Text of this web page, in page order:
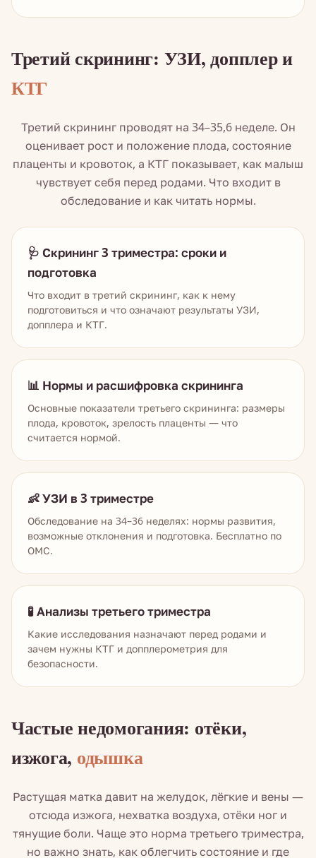
Третий скрининг: УЗИ, допплер и
КТГ
Третий скрининг проводят на 34–35,6 неделе. Он
оценивает рост и положение плода, состояние
плаценты и кровоток, а КТГ показывает, как малыш
чувствует себя перед родами. Что входит в
обследование и как читать нормы.
🩺 Скрининг 3 триместра: сроки и
подготовка
Что входит в третий скрининг, как к нему
подготовиться и что означают результаты УЗИ,
допплера и КТГ.
📊 Нормы и расшифровка скрининга
Основные показатели третьего скрининга: размеры
плода, кровоток, зрелость плаценты — что
считается нормой.
👶 УЗИ в 3 триместре
Обследование на 34–36 неделях: нормы развития,
возможные отклонения и подготовка. Бесплатно по
ОМС.
🧪 Анализы третьего триместра
Какие исследования назначают перед родами и
зачем нужны КТГ и допплерометрия для
безопасности.
Частые недомогания: отёки,
изжога, одышка
Растущая матка давит на желудок, лёгкие и вены —
отсюда изжога, нехватка воздуха, отёки ног и
тянущие боли. Чаще это норма третьего триместра,
но важно знать, как облегчить состояние и где